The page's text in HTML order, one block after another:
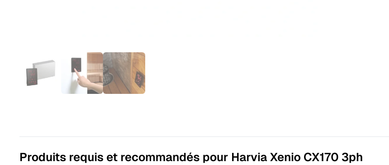
Produits requis et recommandés pour Harvia Xenio CX170 3ph